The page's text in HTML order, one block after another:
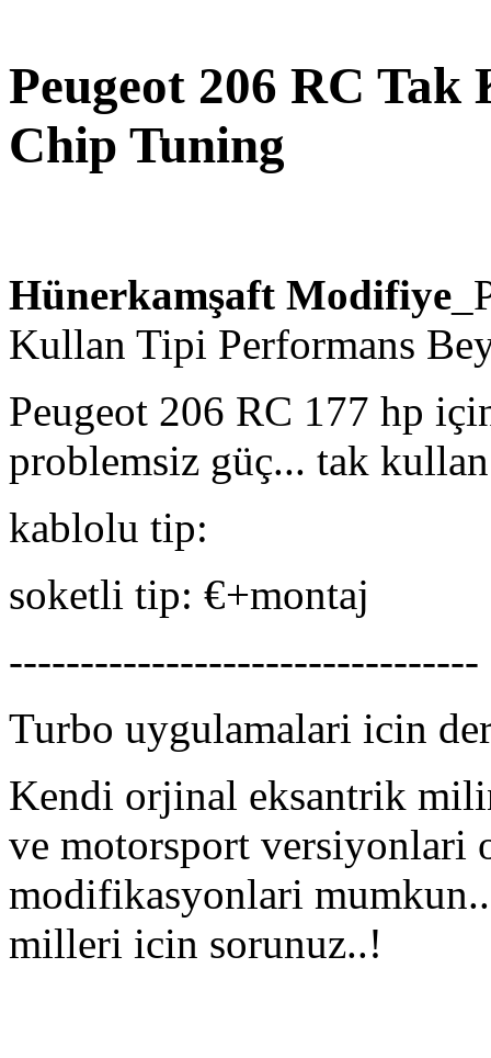
Peugeot 206 RC
Chip Tuning
Hünerkamşaft Modifiye
Kullan Tipi Performans
Peugeot 206 RC 177 hp
problemsiz güç... tak
kablolu tip:
soketli tip: €+montaj
---------------------------------
Turbo uygulamalari icin
Kendi orjinal eksantrik
ve motorsport
modifikasyonlari
milleri icin sorunuz..!